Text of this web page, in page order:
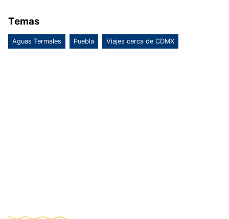
Temas
Aguas Termales Puebla Viajes cerca de CDMX